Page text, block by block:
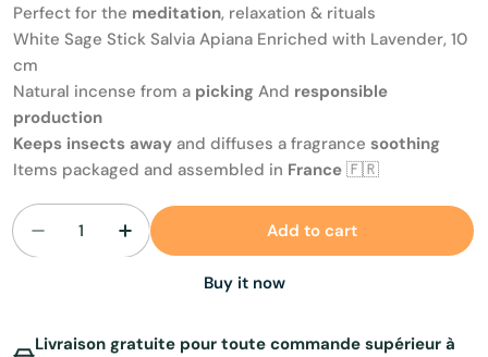
Perfect for the meditation, relaxation & rituals
White Sage Stick Salvia Apiana Enriched with Lavender, 10
cm
Natural incense from a picking And responsible
production
Keeps insects away and diffuses a fragrance soothing
Items packaged and assembled in France 🇫🇷
Decrease quantity for White sage and lavender
Increase quantity for White sage and
Add to cart
Buy it now
Livraison gratuite pour toute commande supérieur à